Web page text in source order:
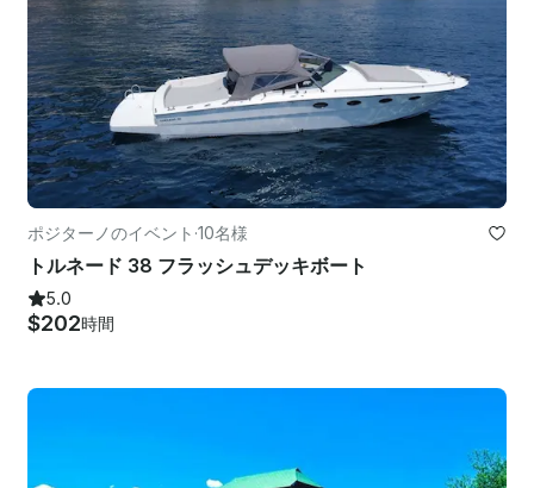
ポジターノのイベント ·10名様
トルネード 38 フラッシュデッキボート
5.0
$202時間